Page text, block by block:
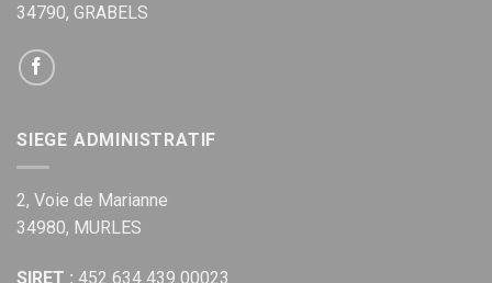
34790, GRABELS
SIEGE ADMINISTRATIF
2, Voie de Marianne
34980, MURLES
SIRET : 452 634 439 00023